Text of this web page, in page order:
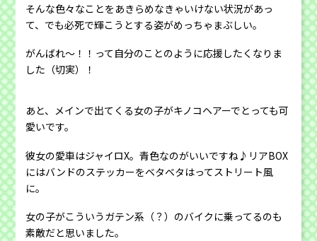
そんな色々なことをあきらめなきゃいけない状況があっ
て、でも必死で輝こうとする姿がめっちゃまぶしい。
がんばれ〜！！って自分のことのように応援したくなりま
した（切実）！
あと、メインで出てくる女の子がキノコヘアーでとっても可
愛いです。
彼女の愛車はジャイロX。青色なのがいいですね♪リアBOX
にはバンドのステッカーをベタベタはってストリート風
に。
女の子がこういうガテン系（？）のバイクに乗ってるのも
素敵だと思いました。